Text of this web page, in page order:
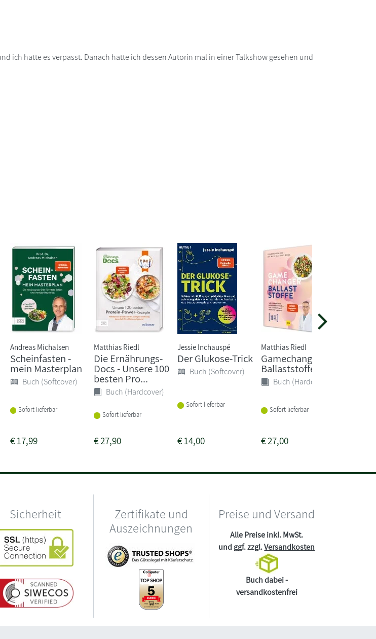
ich hatte es verpasst. Danach hatte ich dessen Autorin mal in einer Talkshow gesehen und
Andreas Michalsen
Scheinfasten -
mein Masterplan
Buch (Softcover)
Sofort lieferbar
€17,99
Matthias Riedl
Die Ernährungs-
Docs - Unsere 100
besten Pro...
Buch (Hardcover)
Sofort lieferbar
€27,90
Jessie Inchauspé
Der Glukose-Trick
Buch (Softcover)
Sofort lieferbar
€14,00
Matthias Riedl
Gamechanger
Ballaststoffe
Buch (Hardcover)
Sofort lieferbar
€27,00
Sicherheit
Zertifikate und
Auszeichnungen
Preise und Versand
Alle Preise inkl. MwSt.
und ggf. zzgl.Versandkosten
Buch dabei -
versandkostenfrei